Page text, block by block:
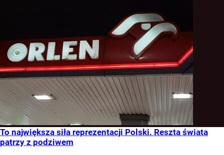
To największa siła reprezentacji Polski. Reszta świata
patrzy z podziwem